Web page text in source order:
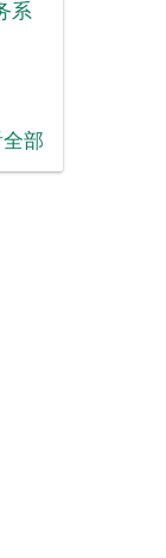
系
部